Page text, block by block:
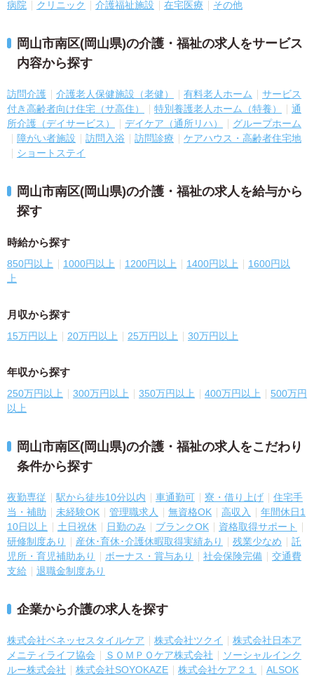
病院 クリニック 介護福祉施設 在宅医療 その他
岡山市南区(岡山県)の介護・福祉の求人をサービス
内容から探す
訪問介護 介護老人保健施設（老健） 有料老人ホーム
サービス
付き高齢者向け住宅（サ高住）
特別養護老人ホーム（特養）
通
所介護（デイサービス）
デイケア（通所リハ）
グループホーム
障がい者施設
訪問入浴 訪問診療
ケアハウス・高齢者住宅地
ショートステイ
岡山市南区(岡山県)の介護・福祉の求人を給与から
探す
時給から探す
850円以上 1000円以上 1200円以上 1400円以上
1600円以
上
月収から探す
15万円以上 20万円以上 25万円以上 30万円以上
年収から探す
250万円以上 300万円以上 350万円以上 400万円以上
500万円
以上
岡山市南区(岡山県)の介護・福祉の求人をこだわり
条件から探す
夜勤専従 駅から徒歩10分以内 車通勤可 寮・借り上げ
住宅手
当・補助
未経験OK 管理職求人 無資格OK 高収入
年間休日1
10日以上
土日祝休 日勤のみ ブランクOK
資格取得サポート
研修制度あり
産休･育休･介護休暇取得実績あり 残業少なめ
託
児所・育児補助あり
ボーナス・賞与あり 社会保険完備
交通費
支給
退職金制度あり
企業から介護の求人を探す
株式会社ベネッセスタイルケア 株式会社ツクイ
株式会社日本ア
メニティライフ協会
ＳＯＭＰＯケア株式会社
ソーシャルインク
ルー株式会社
株式会社SOYOKAZE 株式会社ケア２１
ALSOK